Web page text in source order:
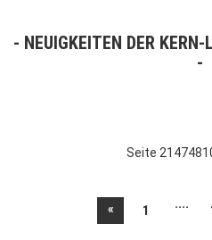
NEUIGKEITEN DER
Seite
« 1 ....